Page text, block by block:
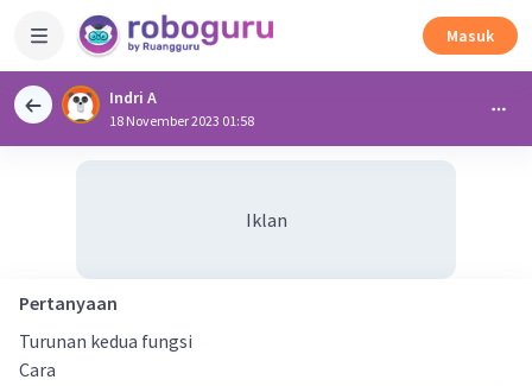
Masuk
Indri A
18 November 2023 01:58
Iklan
Pertanyaan
Turunan kedua fungsi
Cara